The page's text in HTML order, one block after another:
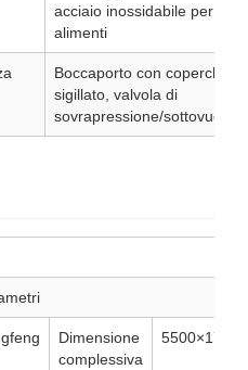
acciaio inossidabile per
alimenti
Boccaporto con coperchio
sigillato, valvola di
sovrapressione/sottovuoto
Dimensione
complessiva